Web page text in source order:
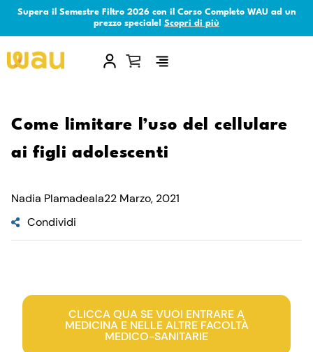
Supera il Semestre Filtro 2026 con il Corso Completo WAU ad un
prezzo speciale! Scopri di più
×
Come limitare l’uso del cellulare
ai figli adolescenti
Nadia Plamadeala22 Marzo, 2021
Condividi
CLICCA QUA SE VUOI ENTRARE A
MEDICINA E NELLE ALTRE FACOLTÀ
MEDICO-SANITARIE